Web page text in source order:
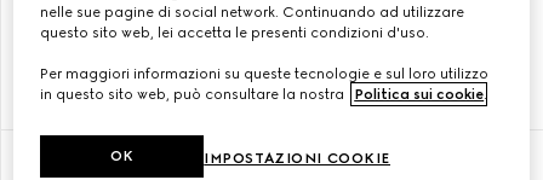
ANELLO GUCCI LINK TO LOVE
SPECCHIO ORO 18K
SAR 5,650
ANELLO GUCCI LINK TO LOVE
BORCHIE ORO 18K
SAR 8,250
nelle sue pagine di social network. Continuando ad utilizzare
questo sito web, lei accetta le presenti condizioni d'uso.
Per maggiori informazioni su queste tecnologie e sul loro utilizzo
in questo sito web, può consultare la nostra
Politica sui cookie.
IMPOSTAZIONI COOKIE
OK